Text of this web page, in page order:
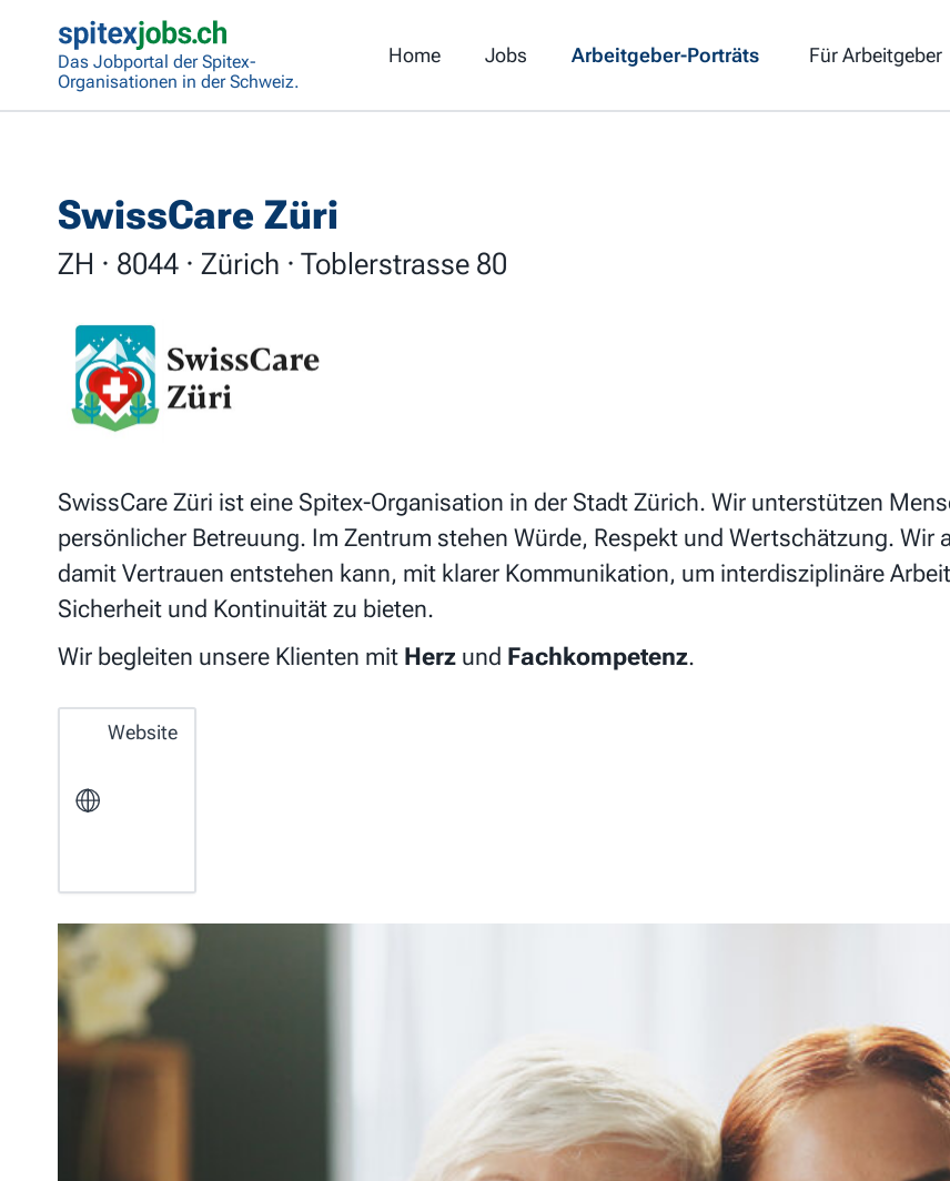
Das Jobportal der Spitex-
Organisationen in der Schweiz.
Home Jobs Arbeitgeber-Porträts Für Arbeitgeber
SwissCare Züri
ZH · 8044 · Zürich · Toblerstrasse 80
SwissCare Züri ist eine Spitex-Organisation in der Stadt Zürich. Wir unterstützen
persönlicher Betreuung. Im Zentrum stehen Würde, Respekt und Wertschätzung. Wir
damit Vertrauen entstehen kann, mit klarer Kommunikation, um interdisziplinäre
Sicherheit und Kontinuität zu bieten.
Wir begleiten unsere Klienten mit Herz und Fachkompetenz.
Website